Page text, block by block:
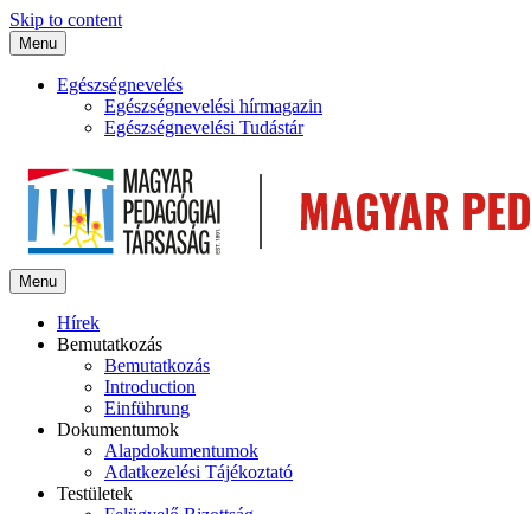
Skip to content
Menu
Egészségnevelés
Egészségnevelési hírmagazin
Egészségnevelési Tudástár
Menu
Hírek
Bemutatkozás
Bemutatkozás
Introduction
Einführung
Dokumentumok
Alapdokumentumok
Adatkezelési Tájékoztató
Testületek